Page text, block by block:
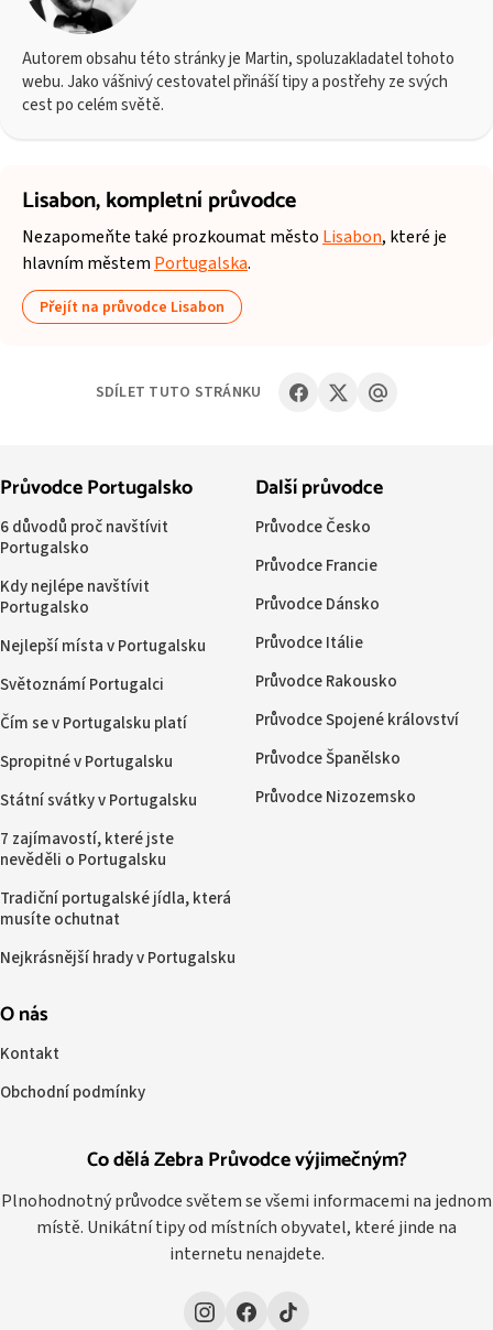
Autorem obsahu této stránky je Martin, spoluzakladatel tohoto
webu. Jako vášnivý cestovatel přináší tipy a postřehy ze svých
cest po celém světě.
Lisabon,kompletní průvodce
Nezapomeňte také prozkoumat město Lisabon, které je
hlavním městem Portugalska.
Přejít na průvodce Lisabon
SDÍLET TUTO STRÁNKU
Co dělá Zebra Průvodce výjimečným?
Plnohodnotný průvodce světem se všemi informacemi na jednom
místě. Unikátní tipy od místních obyvatel, které jinde na
internetu nenajdete.
Průvodce Portugalsko
6 důvodů proč navštívit
Portugalsko
Kdy nejlépe navštívit
Portugalsko
Nejlepší místa v Portugalsku
Světoznámí Portugalci
Čím se v Portugalsku platí
Spropitné v Portugalsku
Státní svátky v Portugalsku
7 zajímavostí, které jste
nevěděli o Portugalsku
Tradiční portugalské jídla, která
musíte ochutnat
Nejkrásnější hrady v Portugalsku
Další průvodce
Průvodce Česko
Průvodce Francie
Průvodce Dánsko
Průvodce Itálie
Průvodce Rakousko
Průvodce Spojené království
Průvodce Španělsko
Průvodce Nizozemsko
O nás
Kontakt
Obchodní podmínky